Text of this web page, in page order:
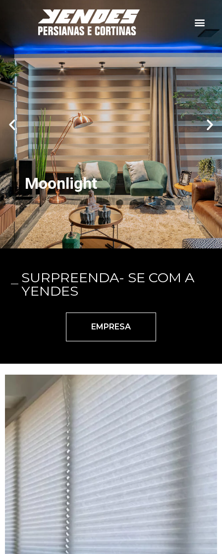
Moonlight
SURPREENDA- SE COM A
YENDES
EMPRESA